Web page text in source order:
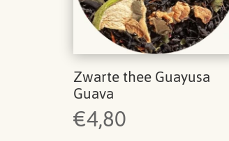
Zwarte thee Guayusa
Guava
€4,80